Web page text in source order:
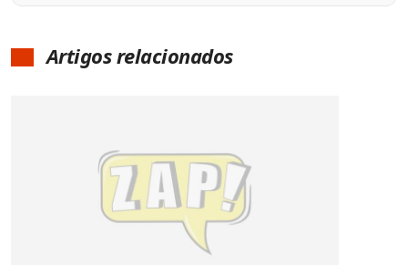
Artigos relacionados